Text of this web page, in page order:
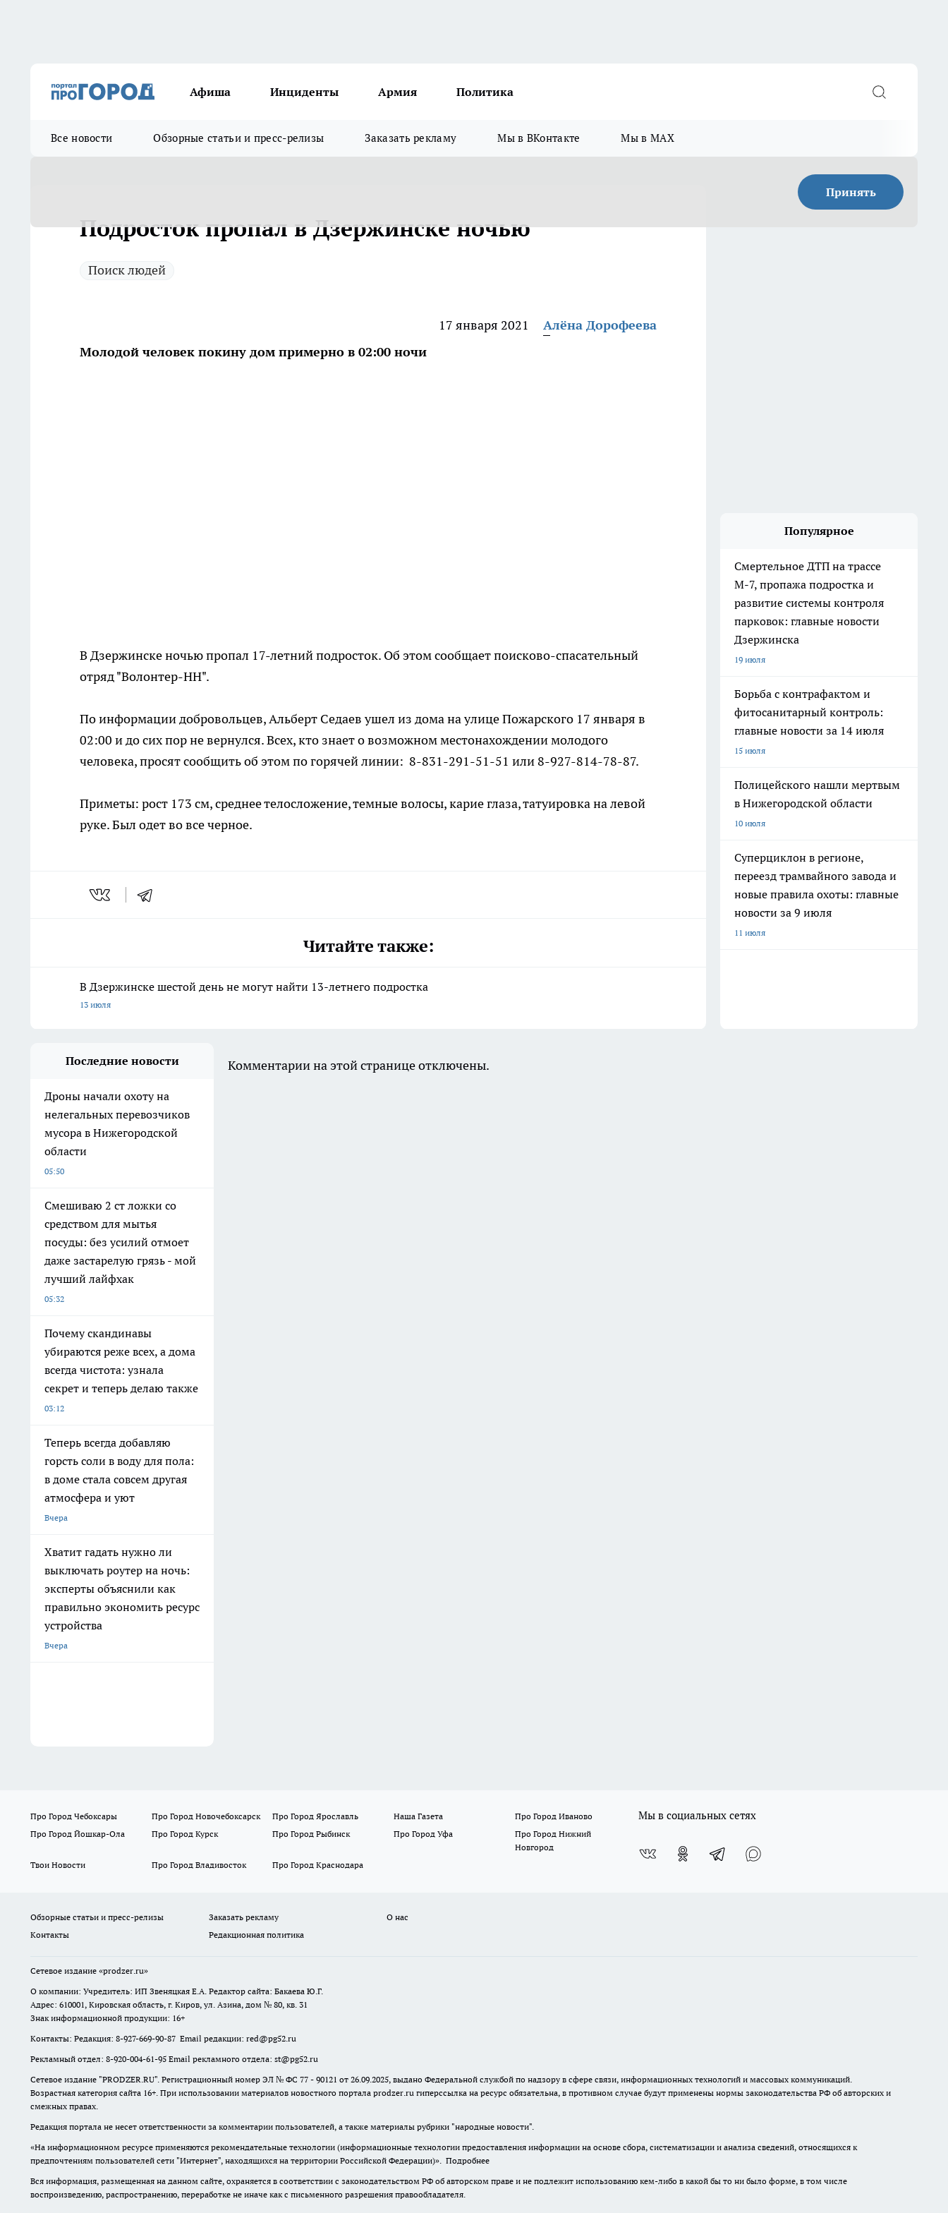
Афиша Инциденты Армия Политика
Все новости Обзорные статьи и пресс-релизы Заказать рекламу Мы в ВКонтакте Мы в MAX
Принять
Подросток пропал в Дзержинске ночью
Поиск людей
17 января 2021
Алёна Дорофеева
Молодой человек покину дом примерно в 02:00 ночи
В Дзержинске ночью пропал 17-летний подросток. Об этом сообщает поисково-спасательный
отряд "Волонтер-НН".
По информации добровольцев, Альберт Седаев ушел из дома на улице Пожарского 17 января в
02:00 и до сих пор не вернулся. Всех, кто знает о возможном местонахождении молодого
человека, просят сообщить об этом по горячей линии: 8-831-291-51-51 или 8-927-814-78-87.
Приметы: рост 173 см, среднее телосложение, темные волосы, карие глаза, татуировка на левой
руке. Был одет во все черное.
Читайте также:
В Дзержинске шестой день не могут найти 13-летнего подростка
13 июля
Популярное
Смертельное ДТП на трассе
М-7, пропажа подростка и
развитие системы контроля
парковок: главные новости
Дзержинска
19 июля
Борьба с контрафактом и
фитосанитарный контроль:
главные новости за 14 июля
15 июля
Полицейского нашли мертвым
в Нижегородской области
10 июля
Суперциклон в регионе,
переезд трамвайного завода и
новые правила охоты: главные
новости за 9 июля
11 июля
Последние новости
Дроны начали охоту на
нелегальных перевозчиков
мусора в Нижегородской
области
05:50
Смешиваю 2 ст ложки со
средством для мытья
посуды: без усилий отмоет
даже застарелую грязь - мой
лучший лайфхак
05:32
Почему скандинавы
убираются реже всех, а дома
всегда чистота: узнала
секрет и теперь делаю также
03:12
Теперь всегда добавляю
горсть соли в воду для пола:
в доме стала совсем другая
атмосфера и уют
Вчера
Хватит гадать нужно ли
выключать роутер на ночь:
эксперты объяснили как
правильно экономить ресурс
устройства
Вчера
Комментарии на этой странице отключены.
Про Город Чебоксары Про Город Новочебоксарск Про Город Ярославль Наша Газета
Про Город Иваново
Про Город Йошкар-Ола
Про Город Курск Про Город Рыбинск Про Город Уфа
Про Город Нижний
Новгород
Твои Новости
Про Город Владивосток Про Город Краснодара
Мы в социальных сетях
Обзорные статьи и пресс-релизы Заказать рекламу
О нас
Контакты
Редакционная политика
Сетевое издание «prodzer.ru»
О компании: Учредитель: ИП Звеняцкая Е.А. Редактор сайта: Бакаева Ю.Г.
Адрес: 610001, Кировская область, г. Киров, ул. Азина, дом № 80, кв. 31
Знак информационной продукции: 16+
Контакты: Редакция: 8-927-669-90-87 Email редакции: red@pg52.ru
Рекламный отдел: 8-920-004-61-95 Email рекламного отдела: st@pg52.ru
Сетевое издание "PRODZER.RU". Регистрационный номер ЭЛ № ФС 77 - 90121 от 26.09.2025, выдано Федеральной службой по надзору в сфере связи, информационных технологий и массовых коммуникаций.
Возрастная категория сайта 16+. При использовании материалов новостного портала prodzer.ru гиперссылка на ресурс обязательна, в противном случае будут применены нормы законодательства РФ об авторских и
смежных правах.
Редакция портала не несет ответственности за комментарии пользователей, а также материалы рубрики "народные новости".
«На информационном ресурсе применяются рекомендательные технологии (информационные технологии предоставления информации на основе сбора, систематизации и анализа сведений, относящихся к
предпочтениям пользователей сети "Интернет", находящихся на территории Российской Федерации)». Подробнее
Вся информация, размещенная на данном сайте, охраняется в соответствии с законодательством РФ об авторском праве и не подлежит использованию кем-либо в какой бы то ни было форме, в том числе
воспроизведению, распространению, переработке не иначе как с письменного разрешения правообладателя.